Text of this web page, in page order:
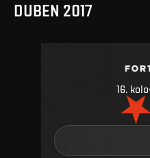
DUBEN 2017
16. kolo